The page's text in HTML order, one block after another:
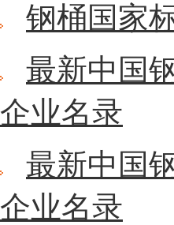
钢桶国家
最新中国
企业名录
最新中国
企业名录